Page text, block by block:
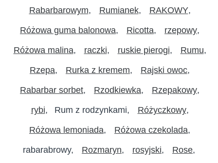
Rabarbarowym Rumianek RAKOWY
Różowa guma balonowa Ricotta rzepowy
Różowa malina raczki ruskie pierogi Rumu
Rzepa Rurka z kremem Rajski owoc
Rabarbar sorbet Rzodkiewka Rzepakowy
rybi Rum z rodzynkami Różyczkowy
Różowa lemoniada Różowa czekolada
rabarabrowy Rozmaryn rosyjski Rose